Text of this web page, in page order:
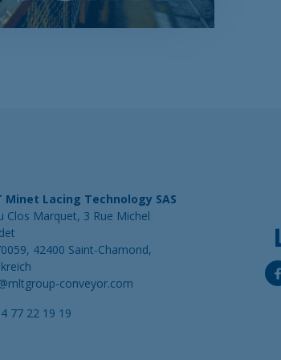
Minet Lacing Technology SAS
Clos Marquet, 3 Rue Michel
42400 Saint-Chamond,
conveyor.com
77 22 19 19